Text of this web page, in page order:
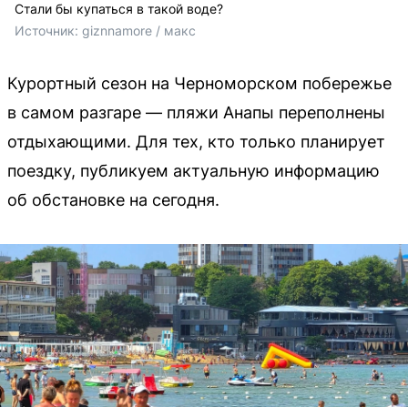
Стали бы купаться в такой воде?
Источник: giznnamore / макс
Курортный сезон на Черноморском побережье
в самом разгаре — пляжи Анапы переполнены
отдыхающими. Для тех, кто только планирует
поездку, публикуем актуальную информацию
об обстановке на сегодня.